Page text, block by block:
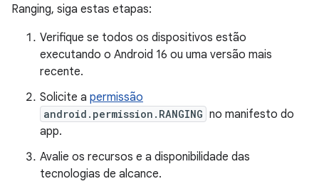
Ranging, siga estas etapas:
Verifique se todos os dispositivos estão
executando o Android 16 ou uma versão mais
recente.
Solicite a permissão
android.permission.RANGING no manifesto do
app.
Avalie os recursos e a disponibilidade das
tecnologias de alcance.